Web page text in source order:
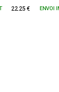
22.25 € ENVOI